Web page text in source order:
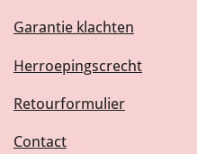
Garantie klachten
Herroepingscrecht
Retourformulier
Contact